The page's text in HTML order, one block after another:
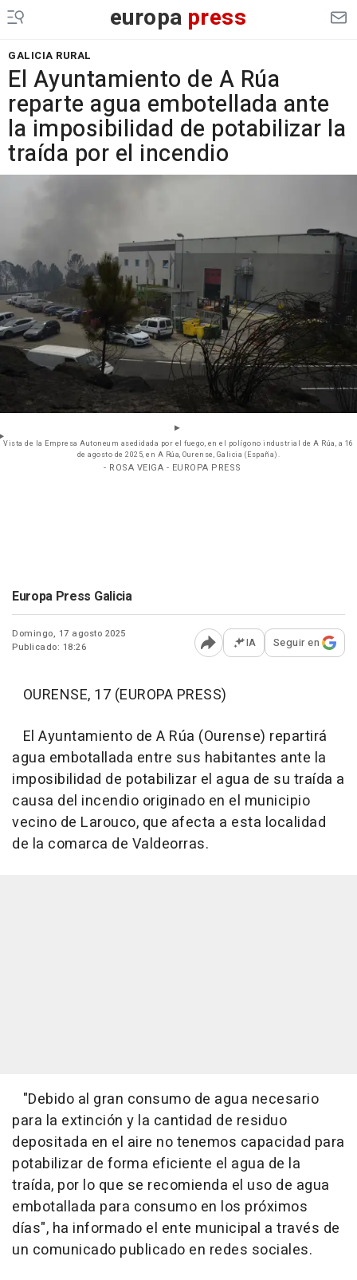
europa press
GALICIA RURAL
El Ayuntamiento de A Rúa
reparte agua embotellada ante
la imposibilidad de potabilizar la
traída por el incendio
Vista de la Empresa Autoneum asedidada por el fuego, en el polígono industrial de A Rúa, a 16
de agosto de 2025, en A Rúa, Ourense, Galicia (España).
- ROSA VEIGA - EUROPA PRESS
Europa Press Galicia
Domingo, 17 agosto 2025
Publicado: 18:26
Abrir opciones para
IA Seguir en
OURENSE, 17 (EUROPA PRESS)
El Ayuntamiento de A Rúa (Ourense) repartirá
agua embotallada entre sus habitantes ante la
imposibilidad de potabilizar el agua de su traída a
causa del incendio originado en el municipio
vecino de Larouco, que afecta a esta localidad
de la comarca de Valdeorras.
"Debido al gran consumo de agua necesario
para la extinción y la cantidad de residuo
depositada en el aire no tenemos capacidad para
potabilizar de forma eficiente el agua de la
traída, por lo que se recomienda el uso de agua
embotallada para consumo en los próximos
días", ha informado el ente municipal a través de
un comunicado publicado en redes sociales.